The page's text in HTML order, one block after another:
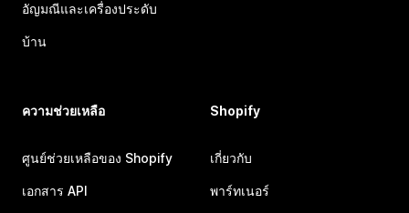
อัญมณีและเครื่องประดับ
บ้าน
ความช่วยเหลือ
ศูนย์ช่วยเหลือของ Shopify
เอกสาร API
Shopify
เกี่ยวกับ
พาร์ทเนอร์